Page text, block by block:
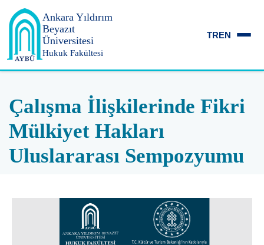
Ankara Yıldırım
Beyazıt
Üniversitesi
Hukuk Fakültesi
TREN
Çalışma İlişkilerinde Fikri
Mülkiyet Hakları
Uluslararası Sempozyumu